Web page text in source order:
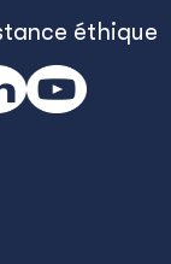
éthique